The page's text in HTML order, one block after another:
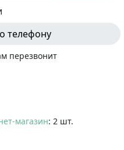
телефону
перезвонит
магазин: 2 шт.